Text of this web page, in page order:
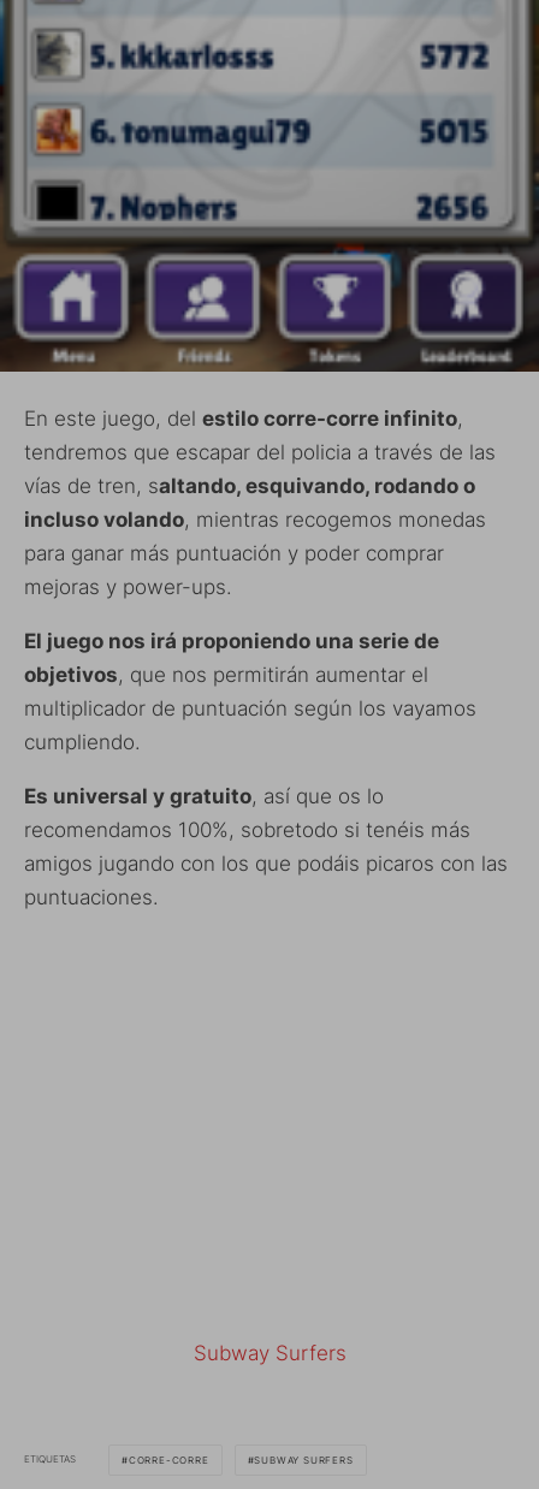
En este juego, del estilo corre-corre infinito,
tendremos que escapar del policia a través de las
vías de tren, saltando, esquivando, rodando o
incluso volando, mientras recogemos monedas
para ganar más puntuación y poder comprar
mejoras y power-ups.
El juego nos irá proponiendo una serie de
objetivos, que nos permitirán aumentar el
multiplicador de puntuación según los vayamos
cumpliendo.
Es universal y gratuito, así que os lo
recomendamos 100%, sobretodo si tenéis más
amigos jugando con los que podáis picaros con las
puntuaciones.
Subway Surfers
ETIQUETAS CORRE-CORRE SUBWAY SURFERS